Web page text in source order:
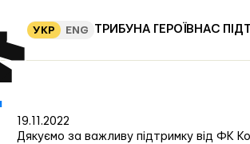
УКР ENG ТРИБУНА ГЕРОЇВ НАС
19.11.2022
Дякуємо за важливу підтримку від ФК